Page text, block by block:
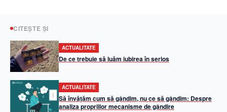
CITEȘTE ȘI
ACTUALITATE
De ce trebuie să luăm iubirea în serios
ACTUALITATE
Să învățăm cum să gândim, nu ce să gândim: Despre
analiza propriilor mecanisme de gândire